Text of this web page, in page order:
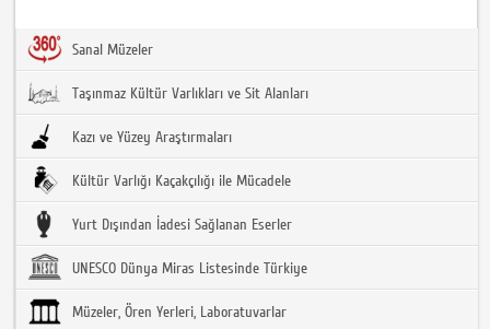
Sanal Müzeler
Taşınmaz Kültür Varlıkları ve Sit Alanları
Kazı ve Yüzey Araştırmaları
Kültür Varlığı Kaçakçılığı ile Mücadele
Yurt Dışından İadesi Sağlanan Eserler
UNESCO Dünya Miras Listesinde Türkiye
Müzeler, Ören Yerleri, Laboratuvarlar